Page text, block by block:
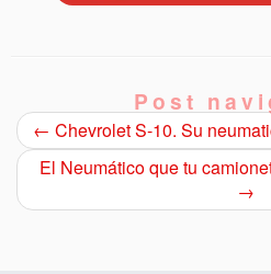
Post
← Chevrolet S-10. Su
El Neumático que tu
→